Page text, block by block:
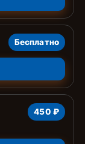
Бесплатно
450 ₽